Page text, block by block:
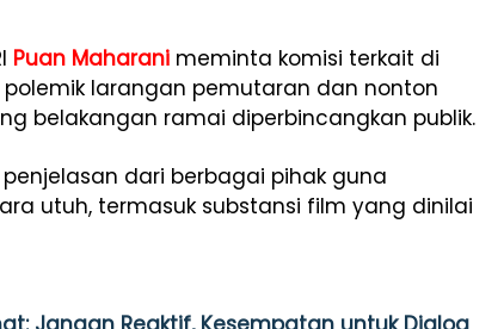
Puan Maharani meminta komisi terkait di
larangan pemutaran dan nonton
belakangan ramai diperbincangkan publik.
dari berbagai pihak guna
utuh, termasuk substansi film yang dinilai